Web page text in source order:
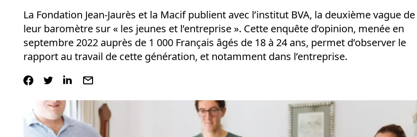
La Fondation Jean-Jaurès et la Macif publient avec l’institut BVA, la deuxième vague de
leur baromètre sur « les jeunes et l’entreprise ». Cette enquête d’opinion, menée en
septembre 2022 auprès de 1 000 Français âgés de 18 à 24 ans, permet d’observer le
rapport au travail de cette génération, et notamment dans l’entreprise.